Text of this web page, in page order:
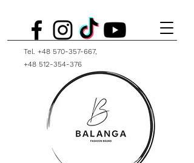
Tel. +48 570-357-667,
+48 512-354-376